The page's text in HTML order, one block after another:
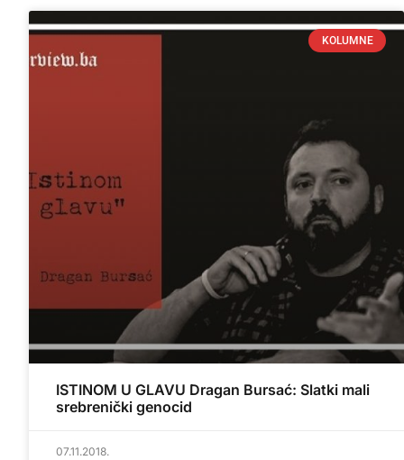
KOLUMNE
ISTINOM U GLAVU Dragan Bursać: Slatki mali
srebrenički genocid
07.11.2018.